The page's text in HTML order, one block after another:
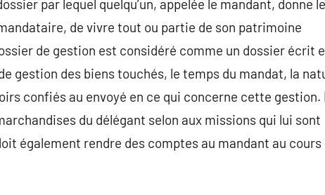
par lequel quelqu’un, appelée le mandant, donne le
de vivre tout ou partie de son patrimoine
de gestion est considéré comme un dossier écrit
gestion des biens touchés, le temps du mandat, la
confiés au envoyé en ce qui concerne cette gestion.
du délégant selon aux missions qui lui sont
également rendre des comptes au mandant au cours